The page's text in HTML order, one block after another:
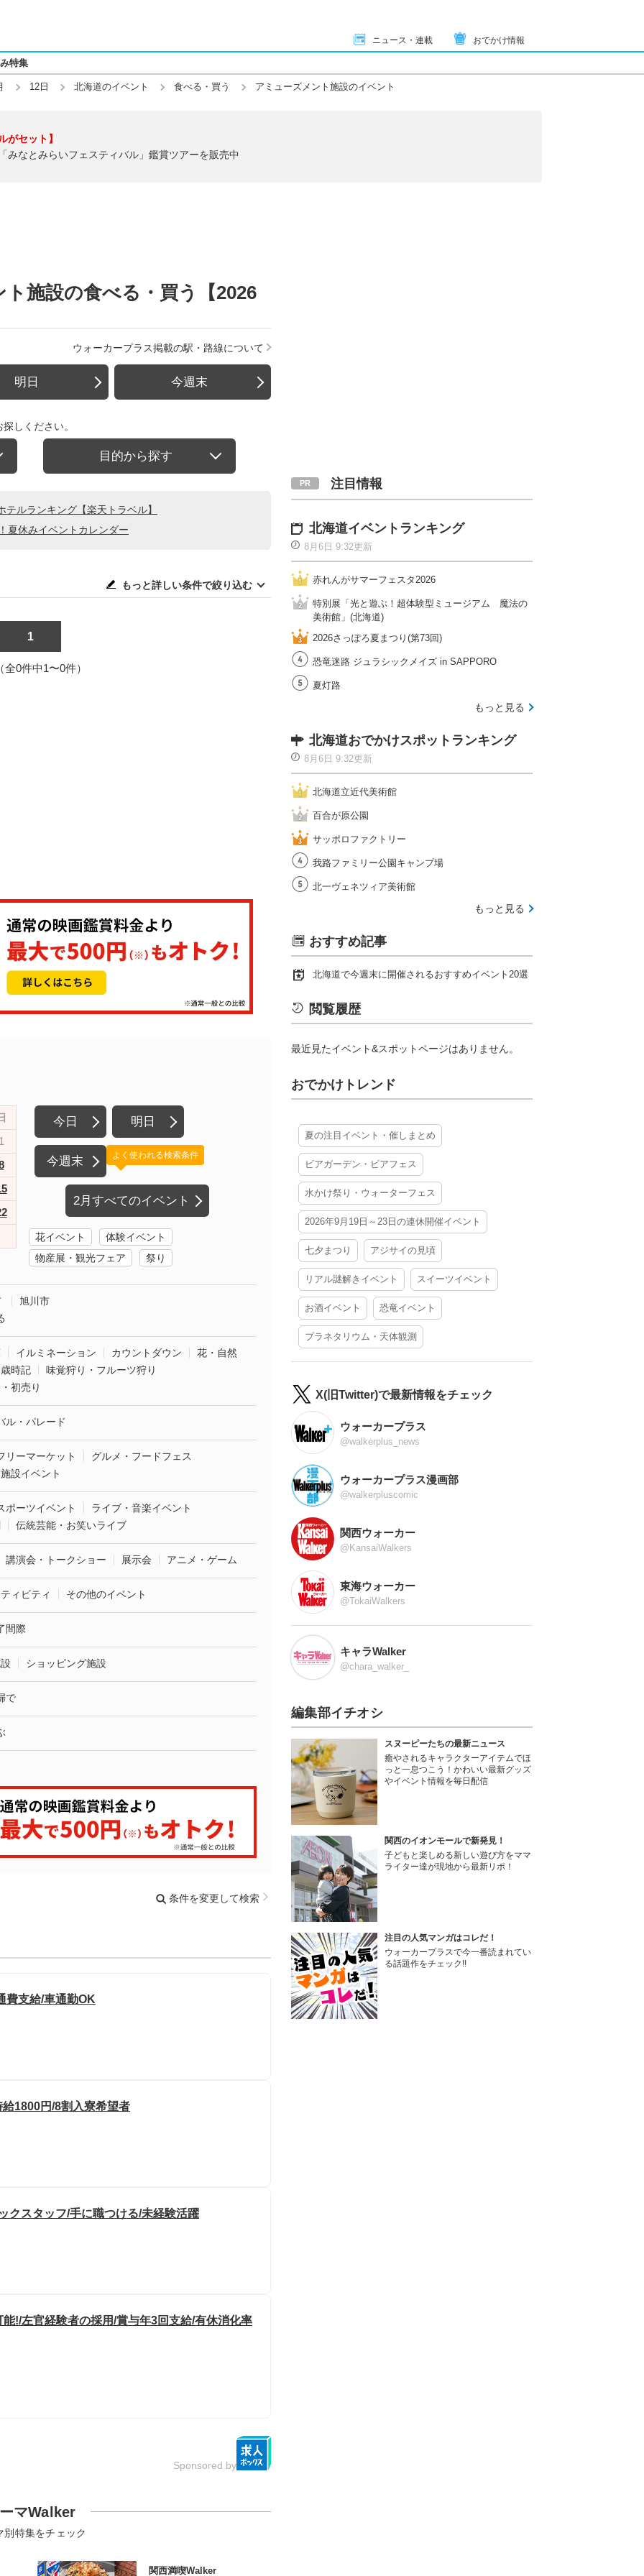
ニュース・連載 おでかけ情報
特集
12日 北海道のイベント 食べる・買う アミューズメント施設のイベント
がセット】
みなとみらいフェスティバル」鑑賞ツアーを販売中
施設の食べる・買う【2026
ウォーカープラス掲載の駅・路線について
明日 今週末
しください。
目的から探す
ルランキング【楽天トラベル】
夏休みイベントカレンダー
もっと詳しい条件で絞り込む
1
全0件中1〜0件）
今日 明日
今週末
2月すべてのイベント
よく使われる検索条件
花イベント
体験イベント
物産展・観光フェア
祭り
旭川市
イルミネーション カウントダウン
花・自然
時記
味覚狩り・フルーツ狩り
初売り
ル・パレード
リーマーケット
グルメ・フードフェス
設イベント
ポーツイベント
ライブ・音楽イベント
伝統芸能・お笑いライブ
講演会・トークショー 展示会 アニメ・ゲーム
ィビティ その他のイベント
間際
ショッピング施設
で
条件を変更して検索
費支給/車通勤OK
1800円/8割入寮希望者
クスタッフ/手に職つける/未経験活躍
!/左官経験者の採用/賞与年3回支給/有休消化率
Sponsored by
マWalker
別特集をチェック
関西満喫Walker
注目情報
北海道イベントランキング
8月6日 9:32更新
赤れんがサマーフェスタ2026
特別展「光と遊ぶ！超体験型ミュージアム 魔法の
美術館」(北海道)
2026さっぽろ夏まつり(第73回)
恐竜迷路 ジュラシックメイズ in SAPPORO
夏灯路
もっと見る
北海道おでかけスポットランキング
8月6日 9:32更新
北海道立近代美術館
百合が原公園
サッポロファクトリー
我路ファミリー公園キャンプ場
北一ヴェネツィア美術館
もっと見る
おすすめ記事
北海道で今週末に開催されるおすすめイベント20選
閲覧履歴
最近見たイベント&スポットページはありません。
おでかけトレンド
夏の注目イベント・催しまとめ
ビアガーデン・ビアフェス
水かけ祭り・ウォーターフェス
2026年9月19日～23日の連休開催イベント
七夕まつり アジサイの見頃
リアル謎解きイベント スイーツイベント
お酒イベント 恐竜イベント
プラネタリウム・天体観測
X(旧Twitter)で最新情報をチェック
ウォーカープラス
@walkerplus_news
ウォーカープラス漫画部
@walkerpluscomic
関西ウォーカー
@KansaiWalkers
東海ウォーカー
@TokaiWalkers
キャラWalker
@chara_walker_
編集部イチオシ
スヌーピーたちの最新ニュース
癒やされるキャラクターアイテムでほ
っと一息つこう！かわいい最新グッズ
やイベント情報を毎日配信
関西のイオンモールで新発見！
子どもと楽しめる新しい遊び方をママ
ライター達が現地から最新リポ！
注目の人気マンガはコレだ！
ウォーカープラスで今一番読まれてい
る話題作をチェック!!